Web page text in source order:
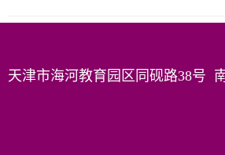
天津市海河教育园区同砚路38号